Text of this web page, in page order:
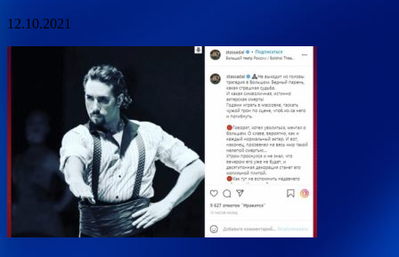
12.10.2021